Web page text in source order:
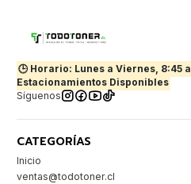
🕒 Horario: Lunes a Viernes, 8:45 a
Estacionamientos Disponibles
Síguenos
CATEGORÍAS
Inicio
ventas@todotoner.cl